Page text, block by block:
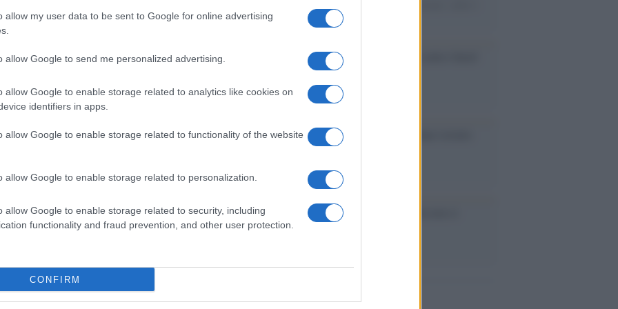
allow my user data to be sent to Google for online advertising
allow Google to send me personalized advertising.
allow Google to enable storage related to analytics like cookies on
identifiers in apps.
allow Google to enable storage related to functionality of the website
allow Google to enable storage related to personalization.
allow Google to enable storage related to security, including
functionality and fraud prevention, and other user protection.
CONFIRM
di cui non aveva individuato la
d”indagine sulla violazione dei diritti
svizzera: «È evidente che il Sarin… è stato
Onu, che arriveranno solo tra due
della Convenzione sulla proibizione
se gli iracheni riusciranno a portare davanti
stato fatto contro Rabat
Tunisia: crisi esplosiva. Tutti contro Saied
I taleban hanno paura delle donne istruite
Tunisia /La primavera sconfitta non si
arrende